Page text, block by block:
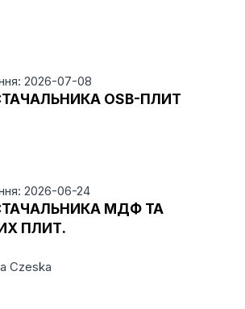
2026-07-08
OSB-ПЛИТ
2026-06-24
МДФ ТА
ПЛИТ.
Czeska